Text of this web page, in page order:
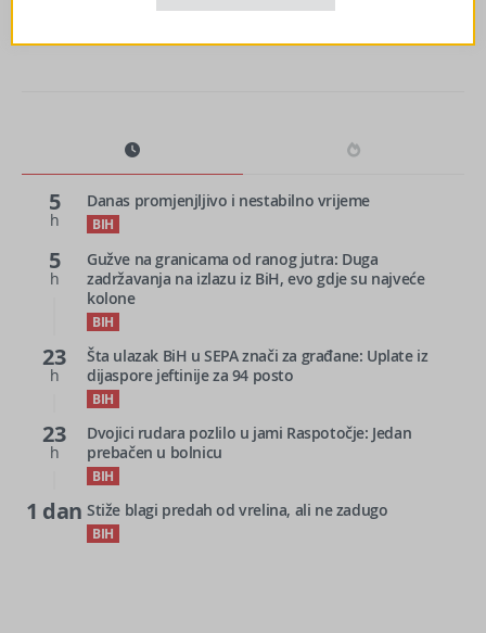
5
h
Danas promjenjljivo i nestabilno vrijeme
BIH
5
h
Gužve na granicama od ranog jutra: Duga
zadržavanja na izlazu iz BiH, evo gdje su najveće
kolone
BIH
23
h
Šta ulazak BiH u SEPA znači za građane: Uplate iz
dijaspore jeftinije za 94 posto
BIH
23
h
Dvojici rudara pozlilo u jami Raspotočje: Jedan
prebačen u bolnicu
BIH
1 dan Stiže blagi predah od vrelina, ali ne zadugo
BIH